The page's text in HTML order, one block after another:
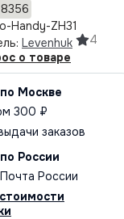
Handy-ZH31
Levenhuk
4
о товаре
Москве
300 ₽
заказов
России
России